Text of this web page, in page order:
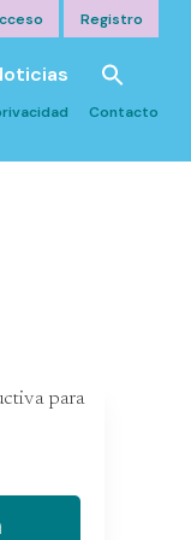
Registro
Contacto